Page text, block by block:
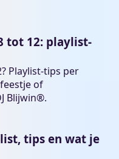
tot 12: playlist-
Playlist-tips per
of
Blijwin®.
tips en wat je